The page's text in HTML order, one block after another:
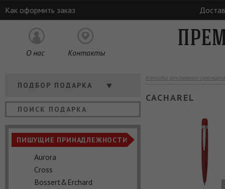
Как оформить заказ
О нас Контакты
ПОДБОР ПОДАРКА Кому
Отрасль Цена
ПИШУЩИЕ ПРИНАДЛЕЖНОСТИ
Aurora
Cross
Bossert&Erchard
Каталог рекламных сувениров
CACHAREL